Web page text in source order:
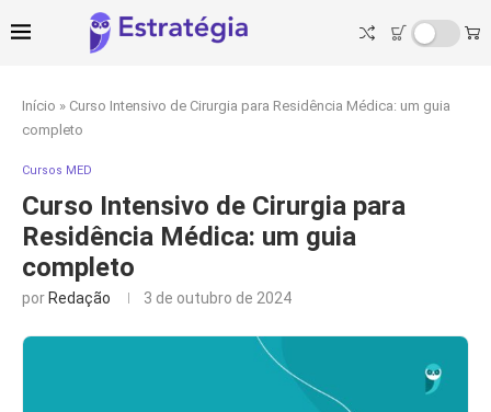
Início » Curso Intensivo de Cirurgia para Residência Médica: um guia
completo
Cursos MED
Curso Intensivo de Cirurgia para
Residência Médica: um guia
completo
por Redação 3 de outubro de 2024